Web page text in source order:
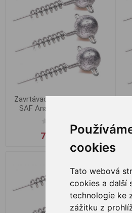
cookies
Tato webová
cookies a další
technologie ke
zážitku z
Zavrtávací Jigová Hlavička
SAF Anaconda 18g 3ks
70,00 Kč